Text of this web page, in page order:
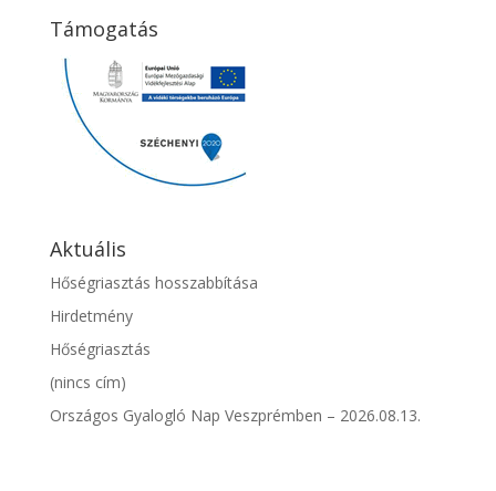
Támogatás
Aktuális
Hőségriasztás hosszabbítása
Hirdetmény
Hőségriasztás
(nincs cím)
Országos Gyalogló Nap Veszprémben – 2026.08.13.